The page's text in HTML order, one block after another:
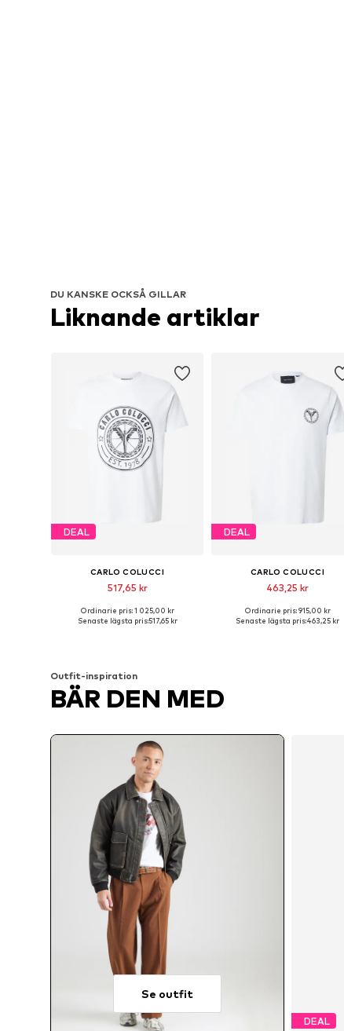
DU KANSKE OCKSÅ GILLAR
Liknande artiklar
DEAL
CARLO COLUCCI
517,65 kr
Tillgängliga storlekar: S, M, L, XL
Ordinarie pris: 1 025,00 kr
Senaste lägsta pris:517,65 kr
DEAL
CARLO COLUCCI
463,25 kr
Tillgängliga storlekar: S, M, L
Ordinarie pris: 915,00 kr
Senaste lägsta pris:463,25 kr
Outfit-inspiration
BÄR DEN MED
Se outfit
DEAL